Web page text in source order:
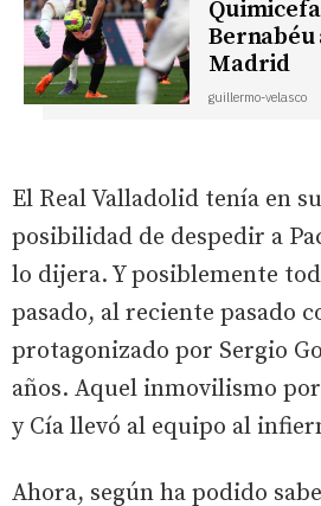
Bernabéu
Madrid
guillermo-velasco
El Real Valladolid tenía en
posibilidad de despedir a
lo dijera. Y posiblemente
pasado, al reciente pasado
protagonizado por Sergio
años. Aquel inmovilismo
y Cía llevó al equipo al
Ahora, según ha podido